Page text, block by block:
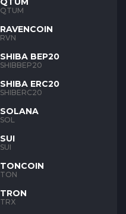
QTUM
RAVENCOIN
RVN
SHIBA BEP20
SHIBBEP20
SHIBA ERC20
SHIBERC20
SOLANA
SOL
SUI
SUI
TONCOIN
TON
TRON
TRX